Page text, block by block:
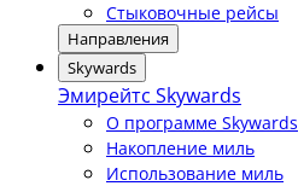
Стыковочные рейсы
Направления
Skywards
Эмирейтс Skywards
О программе Skywards
Накопление миль
Использование миль